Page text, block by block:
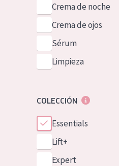
Crema de noche
Crema de ojos
Sérum
Limpieza
COLECCIÓN
Essentials
Lift+
Expert